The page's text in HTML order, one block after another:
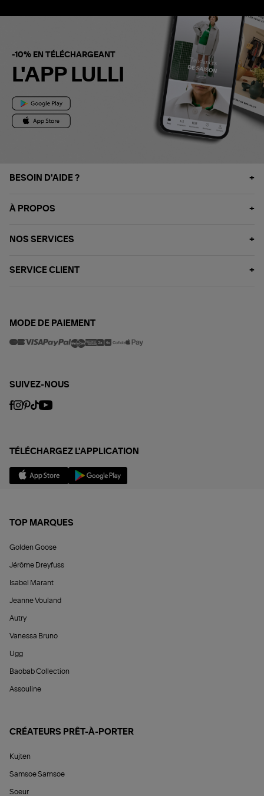
-10% EN TÉLÉCHARGEANT
L'APP LULLI
BESOIN D'AIDE ?
À PROPOS
NOS SERVICES
SERVICE CLIENT
MODE DE PAIEMENT
SUIVEZ-NOUS
TÉLÉCHARGEZ L'APPLICATION
TOP MARQUES
Golden Goose
Jérôme Dreyfuss
Isabel Marant
Jeanne Vouland
Autry
Vanessa Bruno
Ugg
Baobab Collection
Assouline
CRÉATEURS PRÊT-À-PORTER
Kujten
Samsoe Samsoe
Soeur